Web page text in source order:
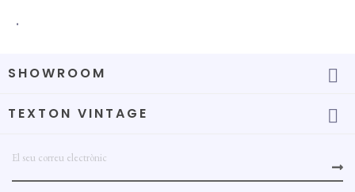
.
SHOWROOM 
TEXTON VINTAGE 